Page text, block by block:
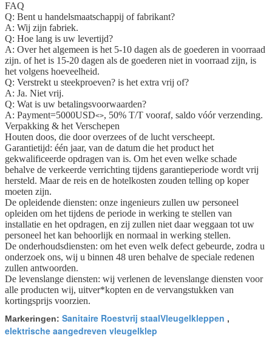
FAQ
Q: Bent u handelsmaatschappij of fabrikant?
A: Wij zijn fabriek.
Q: Hoe lang is uw levertijd?
A: Over het algemeen is het 5-10 dagen als de goederen in voorraad
zijn. of het is 15-20 dagen als de goederen niet in voorraad zijn, is
het volgens hoeveelheid.
Q: Verstrekt u steekproeven? is het extra vrij of?
A: Ja. Niet vrij.
Q: Wat is uw betalingsvoorwaarden?
A: Payment=5000USD<>, 50% T/T vooraf, saldo vóór verzending.
Verpakking & het Verschepen
Houten doos, die door overzees of de lucht verscheept.
Garantietijd: één jaar, van de datum die het product het
gekwalificeerde opdragen van is. Om het even welke schade
behalve de verkeerde verrichting tijdens garantieperiode wordt vrij
hersteld. Maar de reis en de hotelkosten zouden telling op koper
moeten zijn.
De opleidende diensten: onze ingenieurs zullen uw personeel
opleiden om het tijdens de periode in werking te stellen van
installatie en het opdragen, en zij zullen niet daar weggaan tot uw
personeel het kan behoorlijk en normaal in werking stellen.
De onderhoudsdiensten: om het even welk defect gebeurde, zodra u
onderzoek ons, wij u binnen 48 uren behalve de speciale redenen
zullen antwoorden.
De levenslange diensten: wij verlenen de levenslange diensten voor
alle producten wij, uitver*kopten en de vervangstukken van
kortingsprijs voorzien.
Markeringen: Sanitaire Roestvrij staalVleugelkleppen ,
elektrische aangedreven vleugelklep